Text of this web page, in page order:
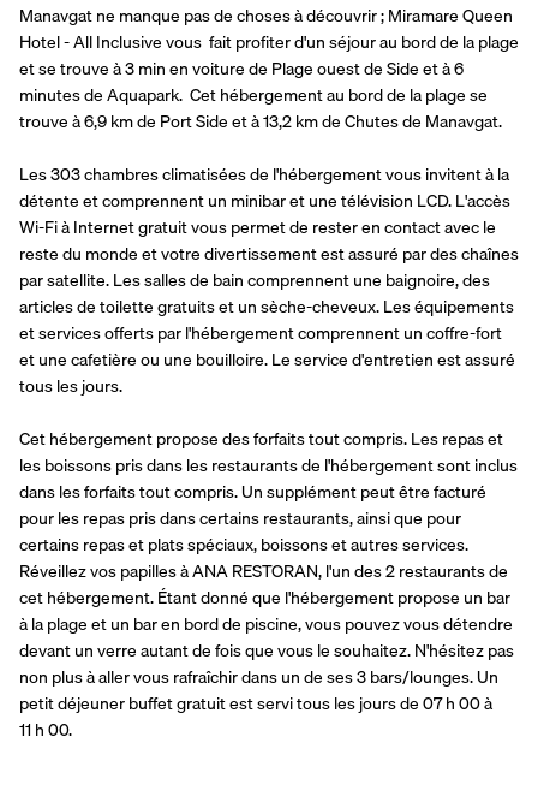
Manavgat ne manque pas de choses à découvrir ; Miramare Queen
Hotel - All Inclusive vous  fait profiter d'un séjour au bord de la plage
et se trouve à 3 min en voiture de Plage ouest de Side et à 6
minutes de Aquapark.  Cet hébergement au bord de la plage se
trouve à 6,9 km de Port Side et à 13,2 km de Chutes de Manavgat.
Les 303 chambres climatisées de l'hébergement vous invitent à la
détente et comprennent un minibar et une télévision LCD. L'accès
Wi-Fi à Internet gratuit vous permet de rester en contact avec le
reste du monde et votre divertissement est assuré par des chaînes
par satellite. Les salles de bain comprennent une baignoire, des
articles de toilette gratuits et un sèche-cheveux. Les équipements
et services offerts par l'hébergement comprennent un coffre-fort
et une cafetière ou une bouilloire. Le service d'entretien est assuré
tous les jours.
Cet hébergement propose des forfaits tout compris. Les repas et
les boissons pris dans les restaurants de l'hébergement sont inclus
dans les forfaits tout compris. Un supplément peut être facturé
pour les repas pris dans certains restaurants, ainsi que pour
certains repas et plats spéciaux, boissons et autres services.
Réveillez vos papilles à ANA RESTORAN, l'un des 2 restaurants de
cet hébergement. Étant donné que l'hébergement propose un bar
à la plage et un bar en bord de piscine, vous pouvez vous détendre
devant un verre autant de fois que vous le souhaitez. N'hésitez pas
non plus à aller vous rafraîchir dans un de ses 3 bars/lounges. Un
petit déjeuner buffet gratuit est servi tous les jours de 07 h 00 à
11 h 00.